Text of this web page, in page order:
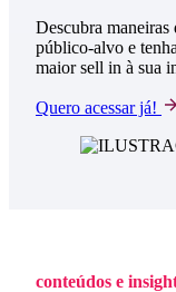
Descubra maneiras
público-alvo e
maior sell in à sua
Quero acessar já!
conteúdos e